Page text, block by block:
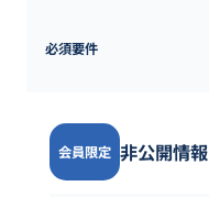
必須要件
会員限定 非公開情報